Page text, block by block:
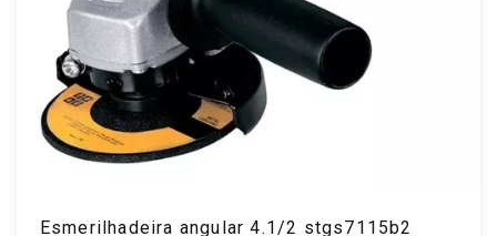
Esmerilhadeira angular 4.1/2 stgs7115b2